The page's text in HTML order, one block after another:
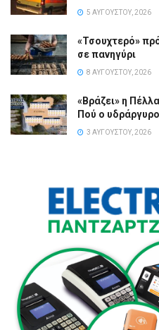
5 ΑΥΓΟΎΣΤΟΥ, 2026
«Τσουχτερό»
σε πανηγύρι
8 ΑΥΓΟΎΣΤΟΥ, 2026
«Βράζει» η
Πού ο
3 ΑΥΓΟΎΣΤΟΥ, 2026